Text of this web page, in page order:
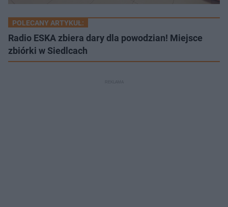
POLECANY ARTYKUŁ:
Radio ESKA zbiera dary dla powodzian! Miejsce
zbiórki w Siedlcach